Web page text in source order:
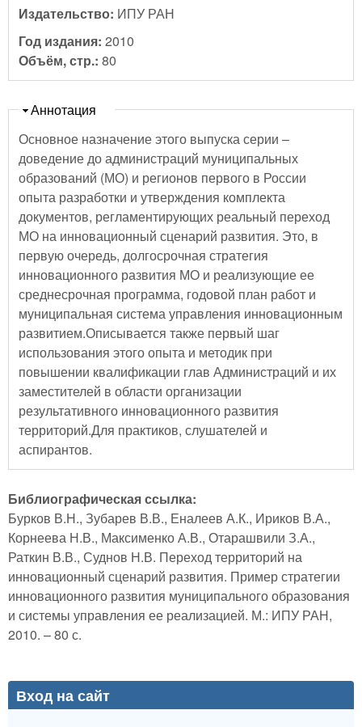
Издательство: ИПУ РАН
Год издания: 2010
Объём, стр.: 80
Скрыть
Аннотация
Основное назначение этого выпуска серии –
доведение до администраций муниципальных
образований (МО) и регионов первого в России
опыта разработки и утверждения комплекта
документов, регламентирующих реальный переход
МО на инновационный сценарий развития. Это, в
первую очередь, долгосрочная стратегия
инновационного развития МО и реализующие ее
среднесрочная программа, годовой план работ и
муниципальная система управления инновационным
развитием.Описывается также первый шаг
использования этого опыта и методик при
повышении квалификации глав Администраций и их
заместителей в области организации
результативного инновационного развития
территорий.Для практиков, слушателей и
аспирантов.
Библиографическая ссылка:
Бурков В.Н., Зубарев В.В., Еналеев А.К., Ириков В.А.,
Корнеева Н.В., Максименко А.В., Отарашвили З.А.,
Раткин В.В., Суднов Н.В. Переход территорий на
инновационный сценарий развития. Пример стратегии
инновационного развития муниципального образования
и системы управления ее реализацией. М.: ИПУ РАН,
2010. – 80 с.
Вход на сайт